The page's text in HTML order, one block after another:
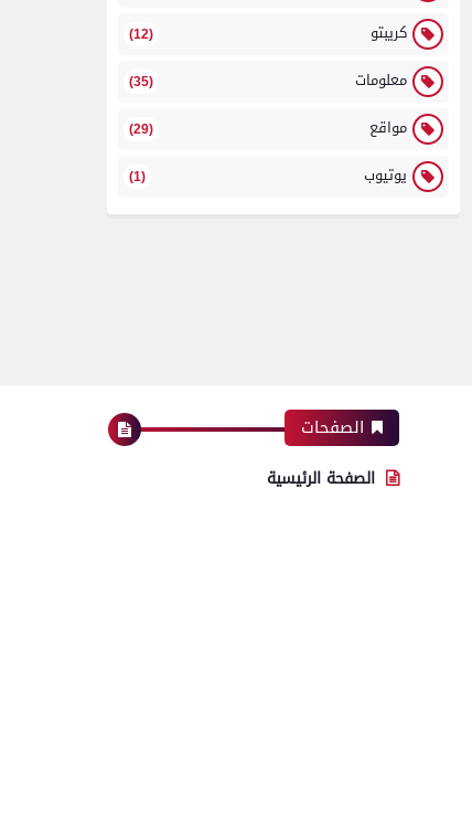
كريبتو (12)
معلومات (35)
مواقع (29)
يوتيوب (1)
الصفحات
الصفحة الرئيسية